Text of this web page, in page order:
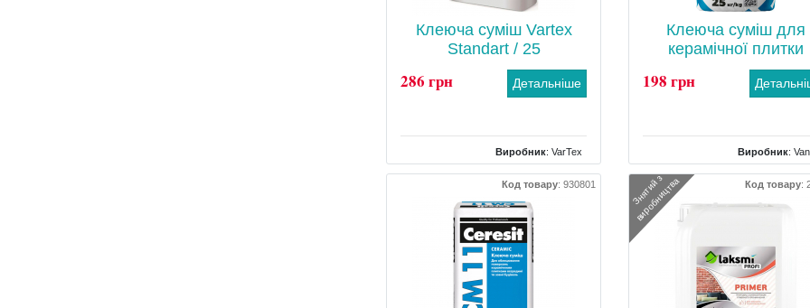
Клеюча суміш Vartex
Standart / 25
286 грн Детальніше
Виробник:VarTex
Тип
: морозостійкий
Клеюча суміш для
керамічної плитки
198 грн
Виробник:
Країна
:
Код товару:930801 З
н
я
т
и
й
з
в
и
р
о
б
н
и
ц
т
в
а Код товару: